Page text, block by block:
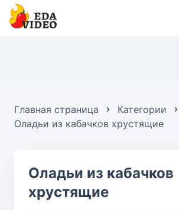
Главная страница Категории
Оладьи из кабачков хрустящие
Оладьи из кабачков
хрустящие